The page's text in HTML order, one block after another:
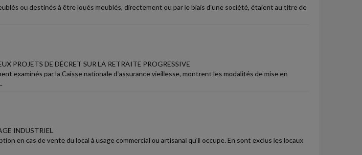
ou destinés à être loués meublés, directement ou par le biais d'une société, étaient au titre de
PROJETS DE DÉCRET SUR LA RETRAITE PROGRESSIVE
examinés par la Caisse nationale d'assurance vieillesse, montrent les modalités de mise en
INDUSTRIEL
en cas de vente du local à usage commercial ou artisanal qu'il occupe. En sont exclus les locaux